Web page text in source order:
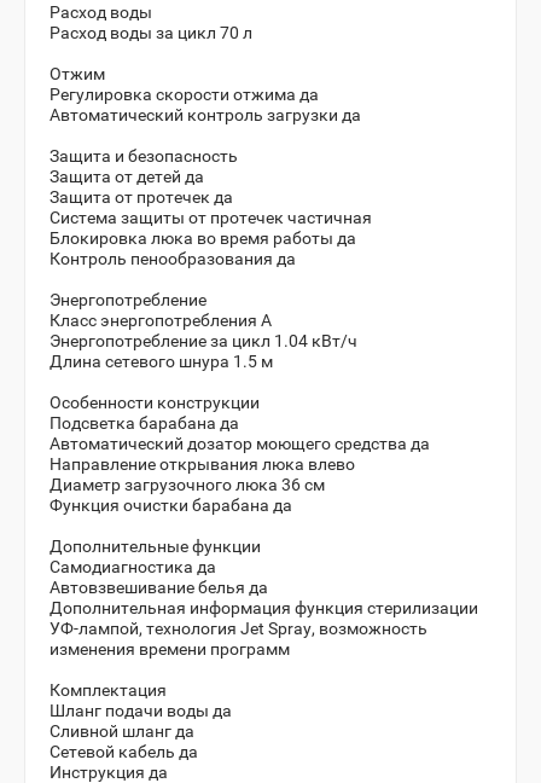
Расход воды
Расход воды за цикл 70 л
Отжим
Регулировка скорости отжима да
Автоматический контроль загрузки да
Защита и безопасность
Защита от детей да
Защита от протечек да
Система защиты от протечек частичная
Блокировка люка во время работы да
Контроль пенообразования да
Энергопотребление
Класс энергопотребления A
Энергопотребление за цикл 1.04 кВт/ч
Длина сетевого шнура 1.5 м
Особенности конструкции
Подсветка барабана да
Автоматический дозатор моющего средства да
Направление открывания люка влево
Диаметр загрузочного люка 36 см
Функция очистки барабана да
Дополнительные функции
Самодиагностика да
Автовзвешивание белья да
Дополнительная информация функция стерилизации
УФ-лампой, технология Jet Spray, возможность
изменения времени программ
Комплектация
Шланг подачи воды да
Сливной шланг да
Сетевой кабель да
Инструкция да